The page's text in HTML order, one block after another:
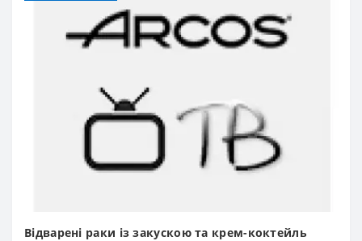
Відварені раки із закускою та крем-коктейль